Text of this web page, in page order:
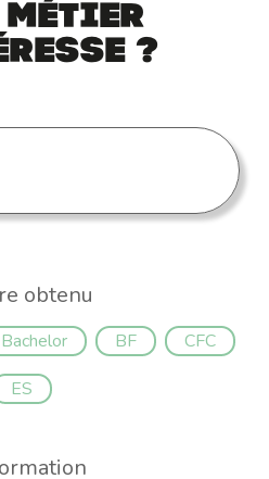
métier
?
obtenu
Bachelor BF
CFC
ES